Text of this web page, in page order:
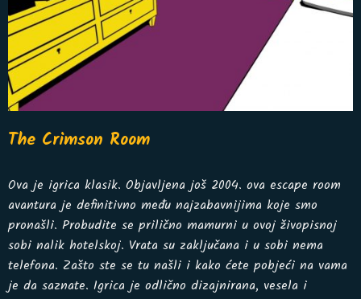
The Crimson Room
Ova je igrica klasik. Objavljena još 2004. ova escape room
avantura je definitivno među najzabavnijima koje smo
pronašli. Probudite se prilično mamurni u ovoj živopisnoj
sobi nalik hotelskoj. Vrata su zaključana i u sobi nema
telefona. Zašto ste se tu našli i kako ćete pobjeći na vama
je da saznate. Igrica je odlično dizajnirana, vesela i